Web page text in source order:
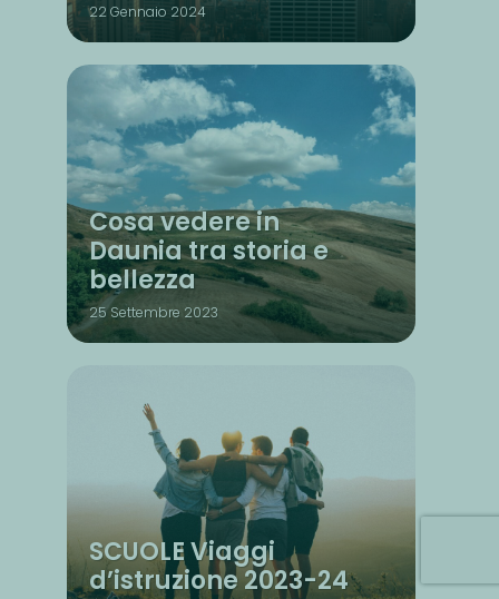
22 Gennaio 2024
Cosa vedere in
Daunia tra storia e
bellezza
25 Settembre 2023
SCUOLE Viaggi
d’istruzione 2023-24